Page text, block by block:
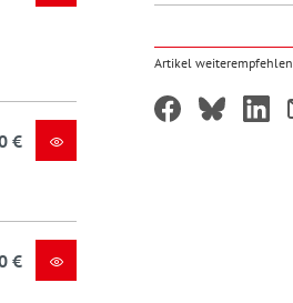
€
€
Artikel weiterempfehlen